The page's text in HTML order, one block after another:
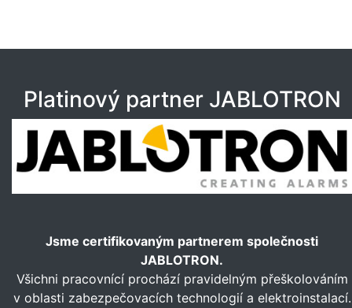
Platinový partner JABLOTRON
Jsme certifikovaným partnerem společnosti
JABLOTRON.
Všichni pracovnící prochází pravidelným přeškolováním
v oblasti zabezpečovacích technologií a elektroinstalací.